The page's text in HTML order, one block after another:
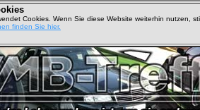
Cookies. Wenn Sie diese Website weiterhin nutzen,
finden Sie hier.